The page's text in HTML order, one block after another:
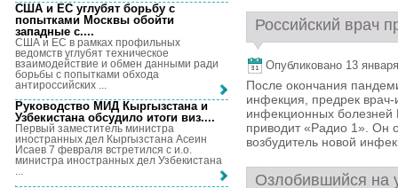
Российский врач
Опубликовано 13
После окончания
инфекция, предрек
инфекционных болезней
приводит «Радио 1». Он
возбудитель новой
Озлобившийся на
США и ЕС углубят борьбу с
попытками Москвы обойти
западные с....
США и ЕС в рамках профильных
ведомств углубят техническое
взаимодействие и обмен данными ради
борьбы с попытками обхода
антироссийских ...
Руководство МИД Кыргызстана и
Узбекистана обсудило итоги виз....
Первый заместитель министра
иностранных дел Кыргызстана Асеин
Исаев 7 февраля встретился с и.о.
министра иностранных дел Узбекистана
...